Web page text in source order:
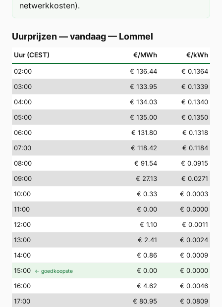
netwerkkosten).
Uurprijzen — vandaag— Lommel
Uur (CEST) €/MWh €/kWh
02:00 € 136.44
€ 0.1364
03:00 € 133.95
€ 0.1339
04:00 € 134.03
€ 0.1340
05:00 € 135.00
€ 0.1350
06:00 € 131.80
€ 0.1318
07:00 € 118.42
€ 0.1184
08:00 € 91.54
€ 0.0915
09:00 € 27.13
€ 0.0271
10:00 € 0.33
€ 0.0003
11:00 € 0.00
€ 0.0000
12:00 € 1.10
€ 0.0011
13:00 € 2.41
€ 0.0024
14:00 € 0.86
€ 0.0009
15:00 ← goedkoopste € 0.00
€ 0.0000
16:00 € 4.62
€ 0.0046
17:00 € 80.95
€ 0.0809